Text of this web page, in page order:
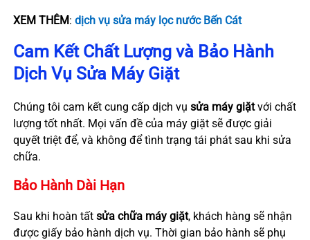
XEM THÊM: dịch vụ sửa máy lọc nước Bến Cát
Cam Kết Chất Lượng và Bảo Hành
Dịch Vụ Sửa Máy Giặt
Chúng tôi cam kết cung cấp dịch vụ sửa máy giặtvới chất
lượng tốt nhất. Mọi vấn đề của máy giặt sẽ được giải
quyết triệt để, và không để tình trạng tái phát sau khi sửa
chữa.
Bảo Hành Dài Hạn
Sau khi hoàn tất sửa chữa máy giặt, khách hàng sẽ nhận
được giấy bảo hành dịch vụ. Thời gian bảo hành sẽ phụ